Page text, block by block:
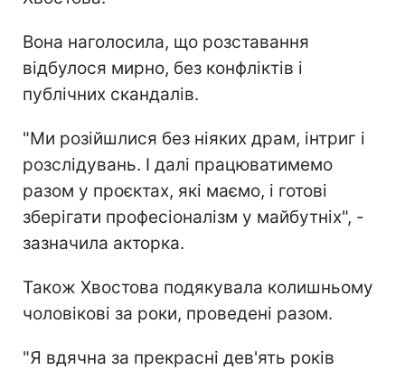
Вона наголосила, що розставання
відбулося мирно, без конфліктів і
публічних скандалів.
"Ми розійшлися без ніяких драм, інтриг і
розслідувань. І далі працюватимемо
разом у проєктах, які маємо, і готові
зберігати професіоналізм у майбутніх", -
зазначила акторка.
Також Хвостова подякувала колишньому
чоловікові за роки, проведені разом.
"Я вдячна за прекрасні дев'ять років